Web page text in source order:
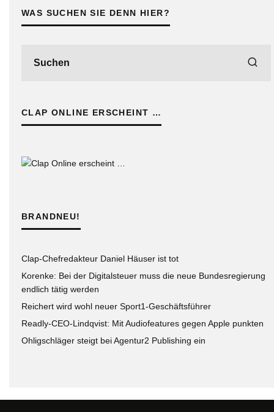
WAS SUCHEN SIE DENN HIER?
CLAP ONLINE ERSCHEINT …
BRANDNEU!
Clap-Chefredakteur Daniel Häuser ist tot
Korenke: Bei der Digitalsteuer muss die neue Bundesregierung
endlich tätig werden
Reichert wird wohl neuer Sport1-Geschäftsführer
Readly-CEO-Lindqvist: Mit Audiofeatures gegen Apple punkten
Ohligschläger steigt bei Agentur2 Publishing ein